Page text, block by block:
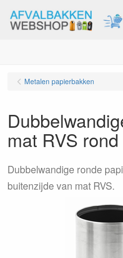
Metalen papierbakken
mat RVS
Dubbelwandige ronde
buitenzijde van mat RVS.